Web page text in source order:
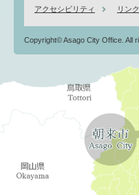
アクセシビリティ リン
Copyright© Asago City Office. All